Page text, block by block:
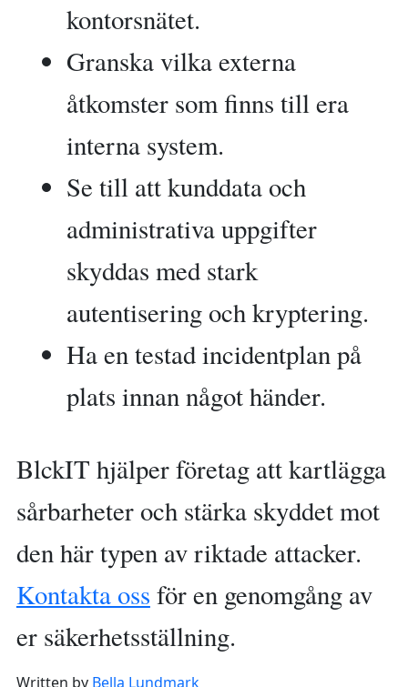
kontorsnätet.
Granska vilka externa
åtkomster som finns till era
interna system.
Se till att kunddata och
administrativa uppgifter
skyddas med stark
autentisering och kryptering.
Ha en testad incidentplan på
plats innan något händer.
BlckIT hjälper företag att kartlägga
sårbarheter och stärka skyddet mot
den här typen av riktade attacker.
Kontakta oss för en genomgång av
er säkerhetsställning.
Written by Bella Lundmark